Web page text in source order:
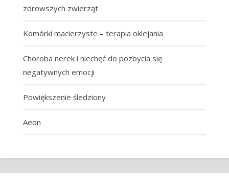
zdrowszych zwierząt
Komórki macierzyste – terapia oklejania
Choroba nerek i niechęć do pozbycia się
negatywnych emocji
Powiększenie śledziony
Aeon